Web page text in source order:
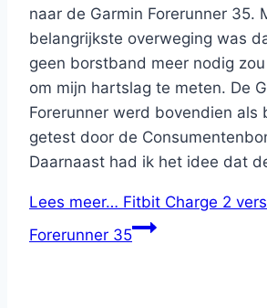
naar de Garmin Forerunner 35.
belangrijkste overweging was
geen borstband meer nodig
om mijn hartslag te meten. De
Forerunner werd bovendien als
getest door de
Daarnaast had ik het idee dat
Lees meer… Fitbit Charge 2
Forerunner 35